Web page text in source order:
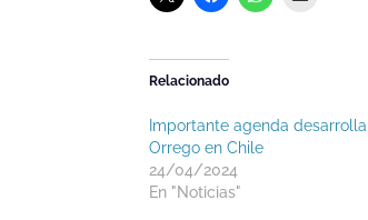
Relacionado
Importante agenda desarrolla
Orrego en Chile
24/04/2024
En "Noticias"